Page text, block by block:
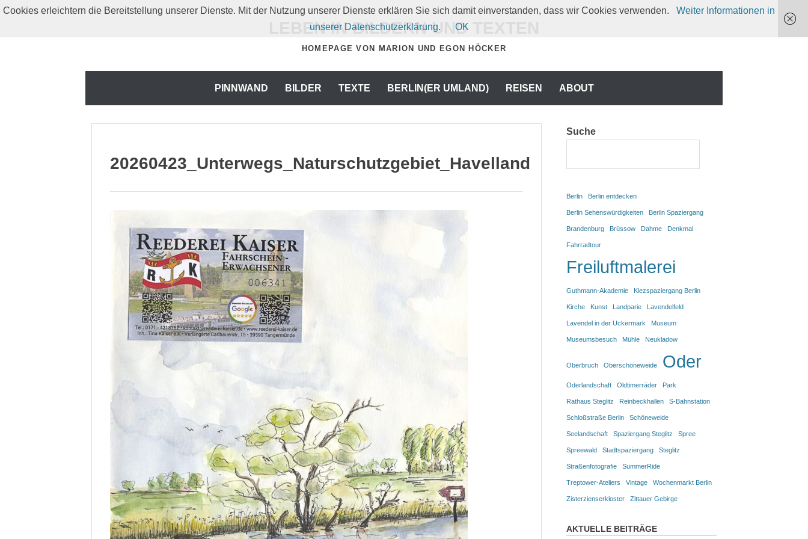
Zum
LEBEN IN BILDERN UND TEXTEN
HOMEPAGE VON MARION UND EGON HÖCKER
PINNWAND BILDER TEXTE BERLIN(ER UMLAND) REISEN ABOUT
20260423_Unterwegs_Naturschutzgebiet_Havelland
Suche
Berlin Berlin entdecken
Berlin Sehenswürdigkeiten Berlin Spaziergang
Brandenburg Brüssow Dahme Denkmal
Fahrradtour
Freiluftmalerei
Guthmann-Akademie Kiezspaziergang Berlin
Kirche Kunst Landparie Lavendelfeld
Lavendel in der Uckermark Museum
Museumsbesuch Mühle Neukladow
Oberbruch Oberschöneweide Oder
Oderlandschaft Oldtimerräder Park
Rathaus Steglitz Reinbeckhallen S-Bahnstation
Schloßstraße Berlin Schöneweide
Seelandschaft Spaziergang Steglitz Spree
Spreewald Stadtspaziergang Steglitz
Straßenfotografie SummerRide
Treptower-Ateliers Vintage Wochenmarkt Berlin
Zisterzienserkloster Zittauer Gebirge
AKTUELLE BEITRÄGE
Cookies erleichtern die Bereitstellung unserer Dienste. Mit der Nutzung unserer Dienste erklären Sie sich damit einverstanden, dass wir Cookies verwenden.
Weiter Informationen in
unserer Datenschutzerklärung.
OK